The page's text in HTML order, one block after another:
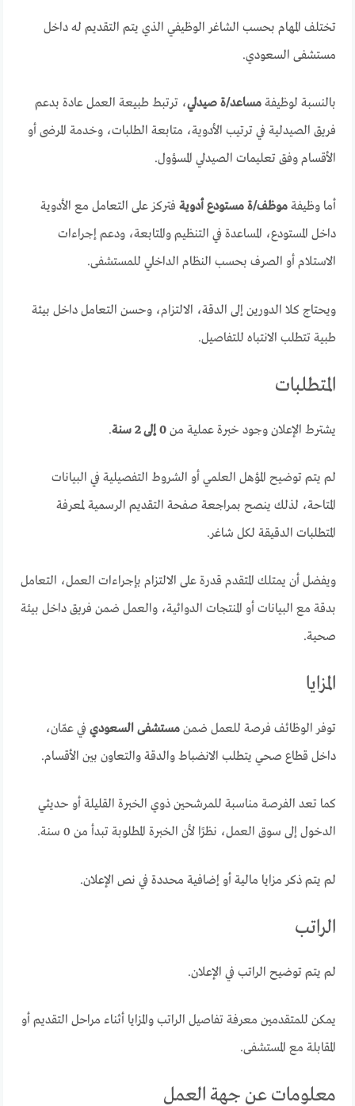
تختلف المهام بحسب الشاغر الوظيفي الذي يتم التقديم له داخل
مستشفى السعودي.
بالنسبة لوظيفةمساعد/ة صيدلي، ترتبط طبيعة العمل عادة بدعم
فريق الصيدلية في ترتيب الأدوية، متابعة الطلبات، وخدمة المرضى أو
الأقسام وفق تعليمات الصيدلي المسؤول.
أما وظيفةموظف/ة مستودع أدوية فتركز على التعامل مع الأدوية
داخل المستودع، المساعدة في التنظيم والمتابعة، ودعم إجراءات
الاستلام أو الصرف بحسب النظام الداخلي للمستشفى.
ويحتاج كلا الدورين إلى الدقة، الالتزام، وحسن التعامل داخل بيئة
طبية تتطلب الانتباه للتفاصيل.
المتطلبات
يشترط الإعلان وجود خبرة عملية من0 إلى 2 سنة .
لم يتم توضيح المؤهل العلمي أو الشروط التفصيلية في البيانات
المتاحة، لذلك ينصح بمراجعة صفحة التقديم الرسمية لمعرفة
المتطلبات الدقيقة لكل شاغر.
ويفضل أن يمتلك المتقدم قدرة على الالتزام بإجراءات العمل، التعامل
بدقة مع البيانات أو المنتجات الدوائية، والعمل ضمن فريق داخل بيئة
صحية.
المزايا
توفر الوظائف فرصة للعمل ضمنمستشفى السعودي في عمّان،
داخل قطاع صحي يتطلب الانضباط والدقة والتعاون بين الأقسام.
كما تعد الفرصة مناسبة للمرشحين ذوي الخبرة القليلة أو حديثي
الدخول إلى سوق العمل، نظرًا لأن الخبرة المطلوبة تبدأ من 0 سنة.
لم يتم ذكر مزايا مالية أو إضافية محددة في نص الإعلان.
الراتب
لم يتم توضيح الراتب في الإعلان.
يمكن للمتقدمين معرفة تفاصيل الراتب والمزايا أثناء مراحل التقديم أو
المقابلة مع المستشفى.
معلومات عن جهة العمل